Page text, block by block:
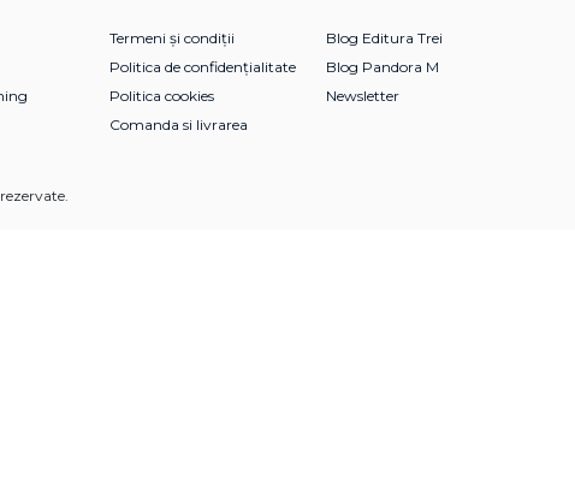
Termeni și condiții
Politica de confidențialitate
Politica cookies
Comanda si livrarea
Blog Editura Trei
Blog Pandora M
Newsletter